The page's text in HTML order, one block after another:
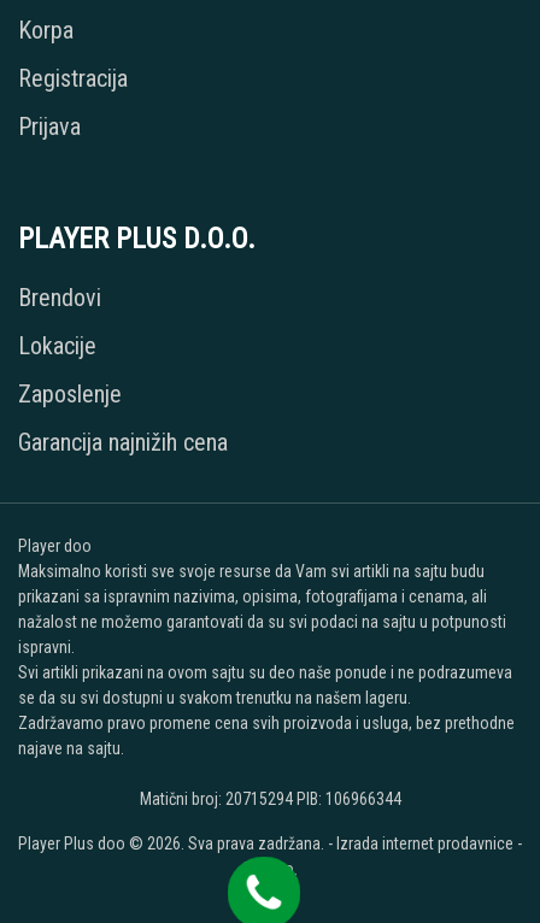
Korpa
Registracija
Prijava
PLAYER PLUS D.O.O.
Brendovi
Lokacije
Zaposlenje
Garancija najnižih cena
Player doo
Maksimalno koristi sve svoje resurse da Vam svi artikli na sajtu budu
prikazani sa ispravnim nazivima, opisima, fotografijama i cenama, ali
nažalost ne možemo garantovati da su svi podaci na sajtu u potpunosti
ispravni.
Svi artikli prikazani na ovom sajtu su deo naše ponude i ne podrazumeva
se da su svi dostupni u svakom trenutku na našem lageru.
Zadržavamo pravo promene cena svih proizvoda i usluga, bez prethodne
najave na sajtu.
Matični broj: 20715294 PIB: 106966344
Player Plus doo © 2026. Sva prava zadržana. - Izrada internet prodavnice -
Selltico.